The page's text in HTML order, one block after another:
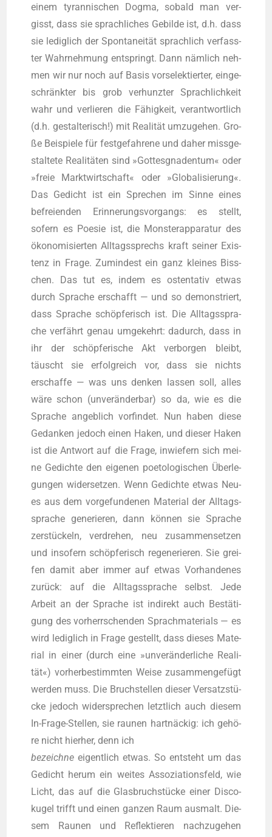
einem tyran­ni­schen Dog­ma, sobald man ver­
gisst, dass sie sprach­li­ches Gebil­de ist, d.h. dass
sie ledig­lich der Spon­ta­nei­tät sprach­lich ver­fass­
ter Wahr­neh­mung ent­springt. Dann näm­lich neh­
men wir nur noch auf Basis vor­se­lek­tier­ter, ein­ge­
schränk­ter bis grob ver­hunz­ter Sprach­lich­keit
wahr und ver­lie­ren die Fähig­keit, ver­ant­wort­lich
(d.h. gestal­te­risch!) mit Rea­li­tät umzu­ge­hen. Gro­
ße Bei­spie­le für fest­ge­fah­re­ne und daher miss­ge­
stal­te­te Rea­li­tä­ten sind »Got­tes­gna­den­tum« oder
»freie Markt­wirt­schaft« oder »Glo­ba­li­sie­rung«.
Das Gedicht ist ein Spre­chen im Sin­ne eines
befrei­en­den Erin­ne­rungs­vor­gangs: es stellt,
sofern es Poe­sie ist, die Mons­ter­ap­pa­ra­tur des
öko­no­mi­sier­ten All­tags­sprechs kraft sei­ner Exis­
tenz in Fra­ge. Zumin­dest ein ganz klei­nes Biss­
chen. Das tut es, indem es osten­ta­tiv etwas
durch Spra­che erschafft — und so demons­triert,
dass Spra­che schöp­fe­risch ist. Die All­tags­spra­
che ver­fährt genau umge­kehrt: dadurch, dass in
ihr der schöp­fe­ri­sche Akt ver­bor­gen bleibt,
täuscht sie erfolg­reich vor, dass sie nichts
erschaf­fe — was uns den­ken las­sen soll, alles
wäre schon (unver­än­der­bar) so da, wie es die
Spra­che angeb­lich vor­fin­det. Nun haben die­se
Gedan­ken jedoch einen Haken, und die­ser Haken
ist die Ant­wort auf die Fra­ge, inwie­fern sich mei­
ne Gedich­te den eige­nen poe­to­lo­gi­schen Über­le­
gun­gen wider­set­zen. Wenn Gedich­te etwas Neu­
es aus dem vor­ge­fun­de­nen Mate­ri­al der All­tags­
spra­che gene­rie­ren, dann kön­nen sie Spra­che
zer­stü­ckeln, ver­dre­hen, neu zusam­men­set­zen
und inso­fern schöp­fe­risch rege­ne­rie­ren. Sie grei­
fen damit aber immer auf etwas Vor­han­de­nes
zurück: auf die All­tags­spra­che selbst. Jede
Arbeit an der Spra­che ist indi­rekt auch Bestä­ti­
gung des vor­herr­schen­den Sprach­ma­te­ri­als — es
wird ledig­lich in Fra­ge gestellt, dass die­ses Mate­
ri­al in einer (durch eine »unver­än­der­li­che Rea­li­
tät«) vor­her­be­stimm­ten Wei­se zusam­men­ge­fügt
wer­den muss. Die Bruch­stel­len die­ser Ver­satz­stü­
cke jedoch wider­spre­chen letzt­lich auch die­sem
In-Fra­ge-Stel­len, sie rau­nen hart­nä­ckig: ich gehö­
re nicht hier­her, denn ich
bezeich­ne eigent­lich etwas. So ent­steht um das
Gedicht her­um ein wei­tes Asso­zia­ti­ons­feld, wie
Licht, das auf die Glas­bruch­stü­cke einer Dis­co­
ku­gel trifft und einen gan­zen Raum aus­malt. Die­
sem Rau­nen und Reflek­tie­ren nach­zu­ge­hen